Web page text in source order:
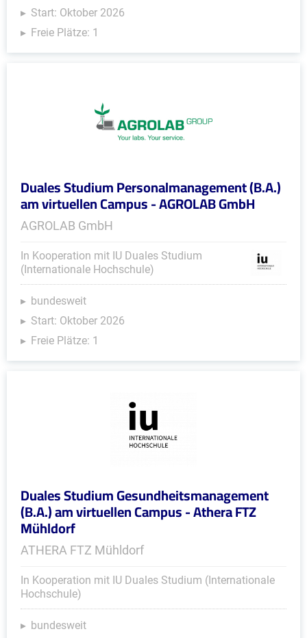
Start: Oktober 2026
Freie Plätze: 1
Duales Studium Personalmanagement (B.A.)
am virtuellen Campus - AGROLAB GmbH
AGROLAB GmbH
In Kooperation mit IU Duales Studium
(Internationale Hochschule)
bundesweit
Start: Oktober 2026
Freie Plätze: 1
Duales Studium Gesundheitsmanagement
(B.A.) am virtuellen Campus - Athera FTZ
Mühldorf
ATHERA FTZ Mühldorf
In Kooperation mit IU Duales Studium (Internationale
Hochschule)
bundesweit